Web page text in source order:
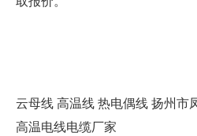
云母线高温线热电偶线扬州市
高温电线电缆厂家